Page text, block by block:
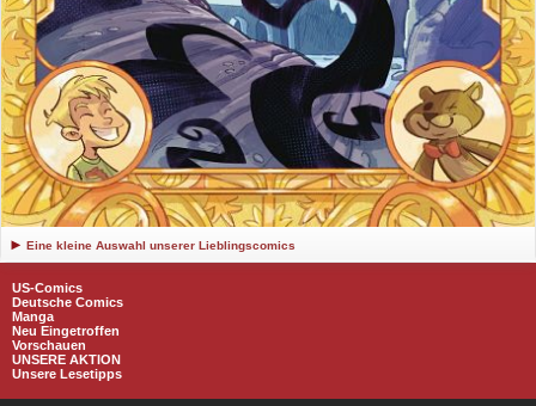
Eine kleine Auswahl unserer Lieblingscomics
US-Comics
Deutsche Comics
Manga
Neu Eingetroffen
Vorschauen
UNSERE AKTION
Unsere Lesetipps